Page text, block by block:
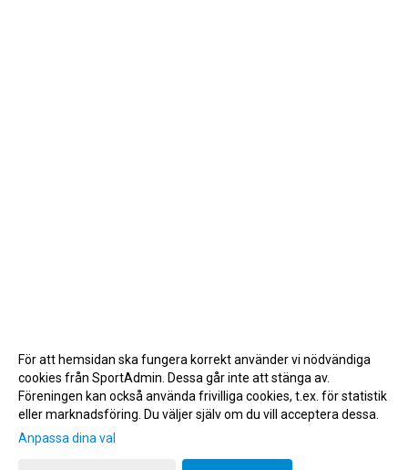
Gå till Webbversion
För att hemsidan ska fungera korrekt använder vi nödvändiga
cookies från SportAdmin. Dessa går inte att stänga av.
Föreningen kan också använda frivilliga cookies, t.ex. för statistik
eller marknadsföring. Du väljer själv om du vill acceptera dessa.
Anpassa dina val